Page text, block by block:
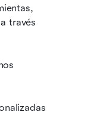
través